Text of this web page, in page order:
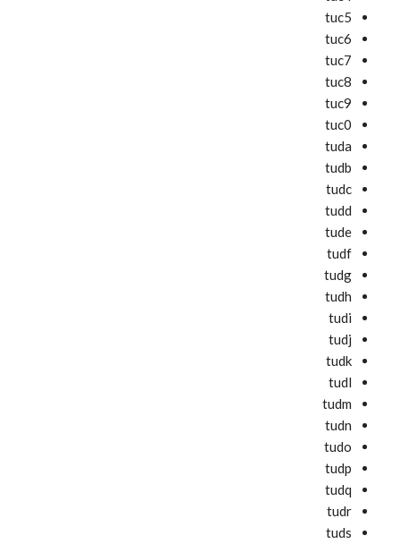
tuc5
tuc6
tuc7
tuc8
tuc9
tuc0
tuda
tudb
tudc
tudd
tude
tudf
tudg
tudh
tudi
tudj
tudk
tudl
tudm
tudn
tudo
tudp
tudq
tudr
tuds